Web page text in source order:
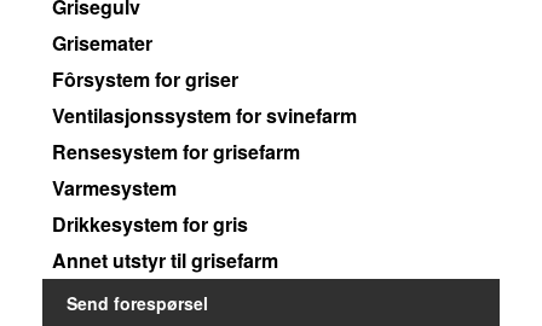
Grisegulv
Grisemater
Fôrsystem for griser
Ventilasjonssystem for svinefarm
Rensesystem for grisefarm
Varmesystem
Drikkesystem for gris
Annet utstyr til grisefarm
Send forespørsel